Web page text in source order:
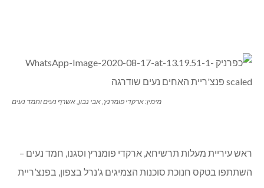
מימין: ארקדי פומרנץ, אבי נבון, אשרף נעים וחמד נעים
ראש עיריית מעלות תרשיחא, ארקדי פומנרץ וסגנו, חמד נעים –
השתתפו בטקס חנוכת סוכנות הצמיגים ג’נרל בצפון, בפנצ’ריית